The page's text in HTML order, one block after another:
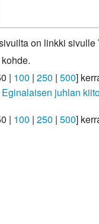
on linkki sivulle
| 100 | 250 | 500]
juhlan
| 100 | 250 | 500]